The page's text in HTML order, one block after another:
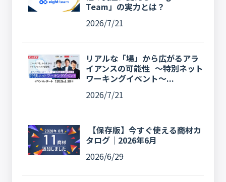
Team」の実力とは？
2026/7/21
リアルな「場」から広がるアラ
イアンスの可能性 〜特別ネット
ワーキングイベント〜...
2026/7/21
【保存版】今すぐ使える商材カ
タログ｜2026年6月
2026/6/29